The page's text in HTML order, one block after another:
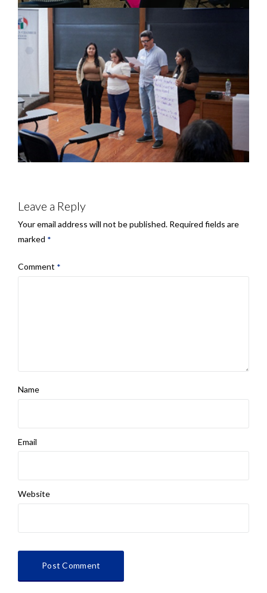
Leave a Reply
Your email address will not be published. Required fields are
marked *
Comment *
Name
Email
Website